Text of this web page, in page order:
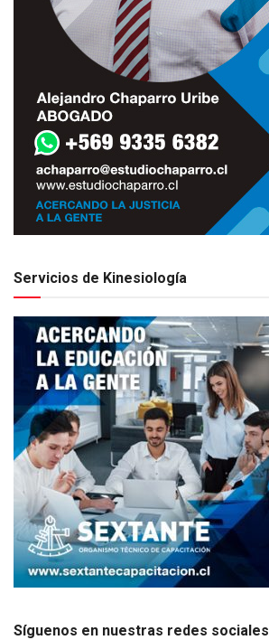
Servicios de Kinesiología
Síguenos en nuestras redes sociales